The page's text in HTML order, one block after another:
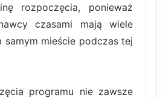
rozpoczęcia, ponieważ
czasami mają wiele
mieście podczas tej
programu nie zawsze